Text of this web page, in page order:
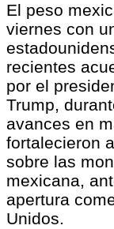
El peso
viernes con
recientes
por el
Trump,
avances en
fortalecieron
sobre las
mexicana,
apertura
Unidos.